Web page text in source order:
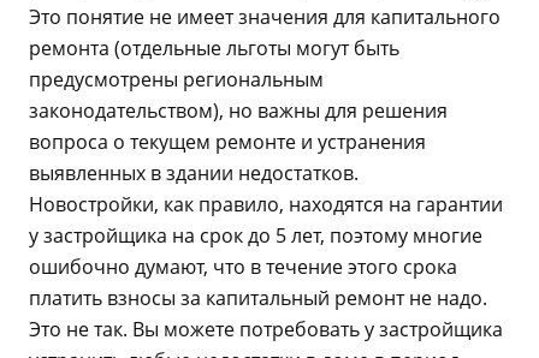
Это понятие не имеет значения для капитального
ремонта (отдельные льготы могут быть
предусмотрены региональным
законодательством), но важны для решения
вопроса о текущем ремонте и устранения
выявленных в здании недостатков.
Новостройки, как правило, находятся на гарантии
у застройщика на срок до 5 лет, поэтому многие
ошибочно думают, что в течение этого срока
платить взносы за капитальный ремонт не надо.
Это не так. Вы можете потребовать у застройщика